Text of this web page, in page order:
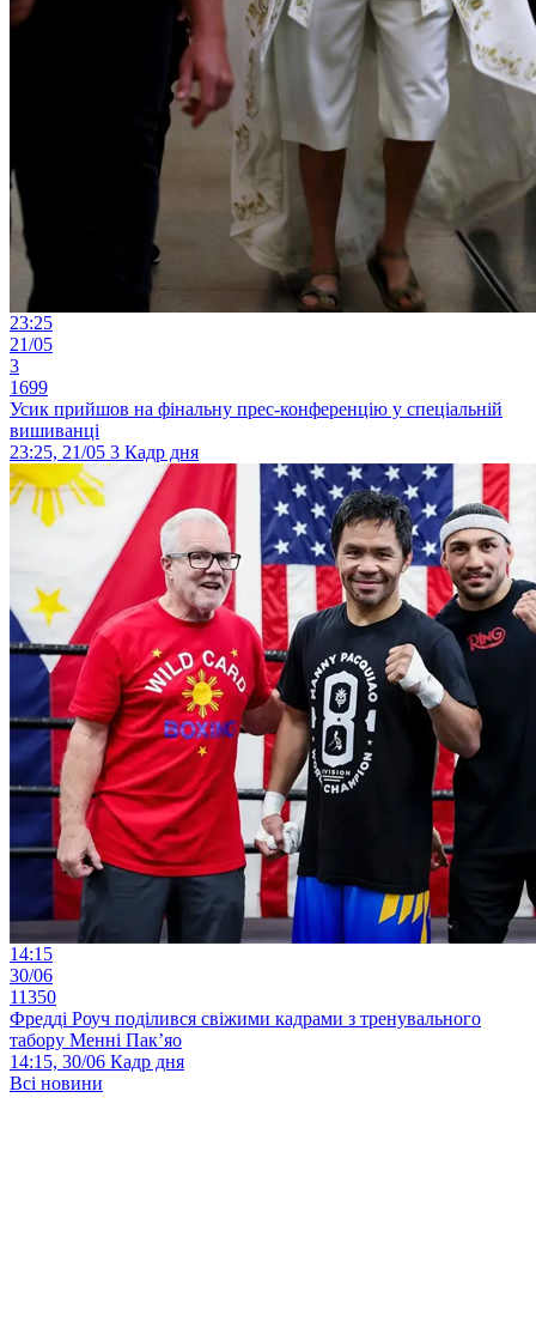
23:25
21/05
3
1699
Усик прийшов на фінальну прес-конференцію у спеціальній
вишиванці
23:25, 21/05 3 Кадр дня
14:15
30/06
11350
Фредді Роуч поділився свіжими кадрами з тренувального
табору Менні Пак’яо
14:15, 30/06 Кадр дня
Всі новини